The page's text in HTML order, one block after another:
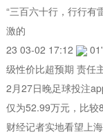
“三百六十行，行行有
激的
23 03-02 17:12
级性价比超预期 责任
2月27日晚足球投注
仅为52.99万元，比
财经记者实地看望上